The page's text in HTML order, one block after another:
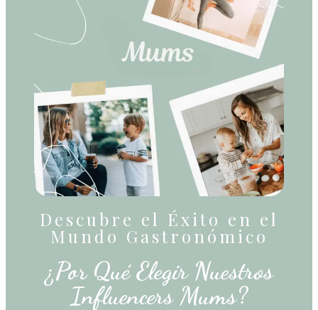
Descubre el Éxito en el
Mundo Gastronómico
¿Por Qué Elegir Nuestros
Influencers Mums?